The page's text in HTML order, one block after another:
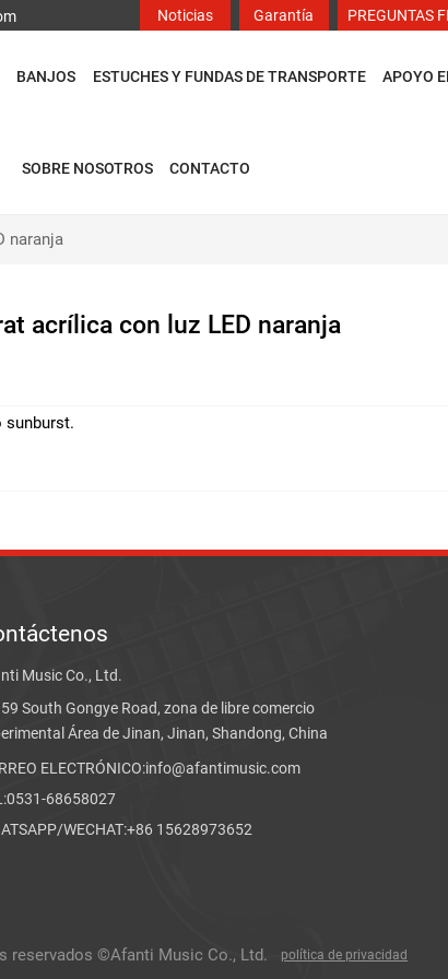
Noticias Garantía PREGUNTAS
BANJOS ESTUCHES Y FUNDAS DE TRANSPORTE APOYO
SOBRE NOSOTROS CONTACTO
naranja
acrílica con luz LED naranja
sunburst.
Music Co., Ltd.
South Gongye Road, zona de libre comercio
Área de Jinan, Jinan, Shandong, China
ELECTRÓNICO:info@afantimusic.com
68658027
WECHAT:+86 15628973652
reservados ©Afanti Music Co., Ltd. política de privacidad